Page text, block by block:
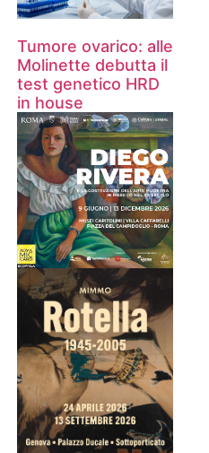
Tumore ovarico: alle
Molinette debutta il
test genetico HRD
in house